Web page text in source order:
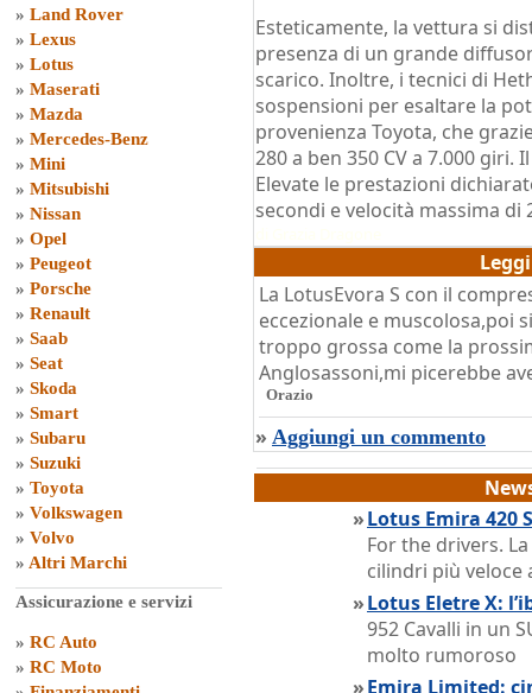
» Land Rover
» Lexus
» Lotus
» Maserati
» Mazda
» Mercedes-Benz
» Mini
» Mitsubishi
» Nissan
» Opel
» Peugeot
» Porsche
» Renault
» Saab
» Seat
» Skoda
» Smart
» Subaru
» Suzuki
» Toyota
» Volkswagen
» Volvo
» Altri Marchi
Assicurazione e servizi
» RC Auto
» RC Moto
Esteticamente, la vettura si
presenza di un grande
scarico. Inoltre, i tecnici di
sospensioni per esaltare la
provenienza Toyota, che
280 a ben 350 CV a 7.000
Elevate le prestazioni
secondi e velocità massima di
La LotusEvora S con il
eccezionale e muscolosa,poi
troppo grossa come la
Anglosassoni,mi picerebbe
Orazio
» Aggiungi un commento
»Lotus Emira 420
For the drivers.
cilindri più veloce
»Lotus Eletre X:
952 Cavalli in un
molto rumoroso
»Emira Limited: